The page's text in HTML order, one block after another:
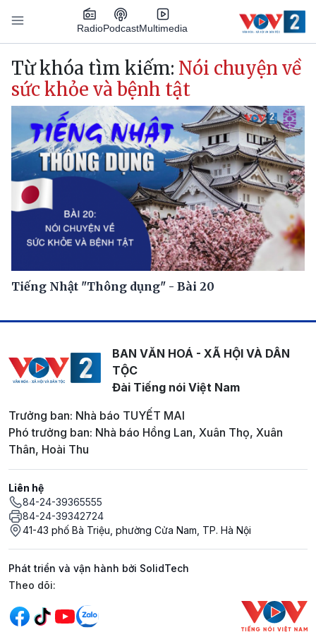
Nhảy đến nội dung
RadioPodcastMultimedia
Main navigation
Từ khóa tìm kiếm: Nói chuyện về
sức khỏe và bệnh tật
Tiếng Nhật "Thông dụng" - Bài 20
BAN VĂN HOÁ - XÃ HỘI VÀ DÂN
TỘC
Đài Tiếng nói Việt Nam
Trưởng ban: Nhà báo TUYẾT MAI
Phó trưởng ban: Nhà báo Hồng Lan, Xuân Thọ, Xuân
Thân, Hoài Thu
Liên hệ
84-24-39365555
84-24-39342724
41-43 phố Bà Triệu, phường Cửa Nam, TP. Hà Nội
Phát triển và vận hành bởi SolidTech
Mạng xã hội
Theo dõi: